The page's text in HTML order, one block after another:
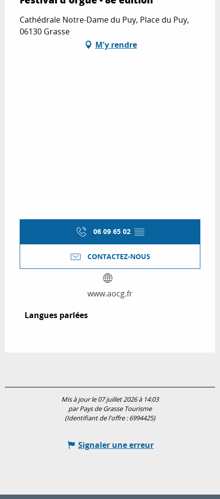
Cathédrale Notre-Dame du Puy, Place du Puy,
06130 Grasse
M'y rendre
06 09 65 02 ▒▒
CONTACTEZ-NOUS
www.aocg.fr
Langues parlées
Langues parlées
Mis à jour le 07 juillet 2026 à 14:03
par Pays de Grasse Tourisme
(Identifiant de l'offre :6994425)
Signaler une erreur